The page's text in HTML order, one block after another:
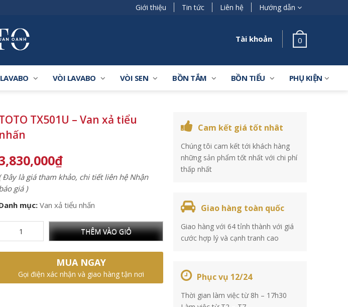
Giới thiệu Tin tức Liên hệ Hướng dẫn
Tài khoản 0
VÒI LAVABO VÒI SEN BỒN TẮM BỒN TIỂU PHỤ KIỆN
TX501U – Van xả tiểu
nhấn
₫
Đây là giá tham khảo, chi tiết liên hệ Nhận
giá )
mục: Van xả tiểu nhấn
THÊM VÀO GIỎ
MUA NGAY
Gọi điện xác nhận và giao hàng tận nơi
Cam kết giá tốt nhât
Chúng tôi cam kết tới khách hàng
những sản phẩm tốt nhất với chi phí
thấp nhất
Giao hàng toàn quốc
Giao hàng với 64 tỉnh thành với giá
cước hợp lý và cạnh tranh cao
Phục vụ 12/24
Thời gian làm việc từ 8h – 17h30